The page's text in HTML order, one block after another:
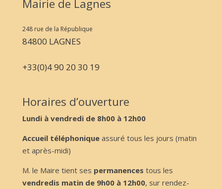
Mairie de Lagnes
248 rue de la République
84800 LAGNES
+33(0)4 90 20 30 19
Horaires d’ouverture
Lundi à vendredi de 8h00 à 12h00
Accueil téléphoniqueassuré tous les jours (matin
et après-midi)
M. le Maire tient ses permanences tous les
vendredis matin de 9h00 à 12h00, sur rendez-